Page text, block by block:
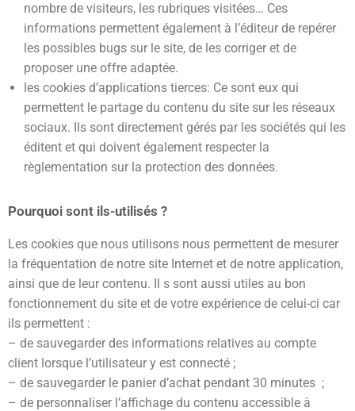
nombre de visiteurs, les rubriques visitées… Ces
informations permettent également à l’éditeur de repérer
les possibles bugs sur le site, de les corriger et de
proposer une offre adaptée.
les cookies d’applications tierces: Ce sont eux qui
permettent le partage du contenu du site sur les réseaux
sociaux. Ils sont directement gérés par les sociétés qui les
éditent et qui doivent également respecter la
règlementation sur la protection des données.
Pourquoi sont ils-utilisés ?
Les cookies que nous utilisons nous permettent de mesurer
la fréquentation de notre site Internet et de notre application,
ainsi que de leur contenu. Il s sont aussi utiles au bon
fonctionnement du site et de votre expérience de celui-ci car
ils permettent :
– de sauvegarder des informations relatives au compte
client lorsque l’utilisateur y est connecté ;
– de sauvegarder le panier d’achat pendant 30 minutes ;
– de personnaliser l’affichage du contenu accessible à